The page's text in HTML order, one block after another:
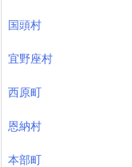
国頭村
宜野座村
西原町
恩納村
本部町